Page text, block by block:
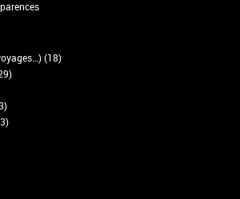
(18)